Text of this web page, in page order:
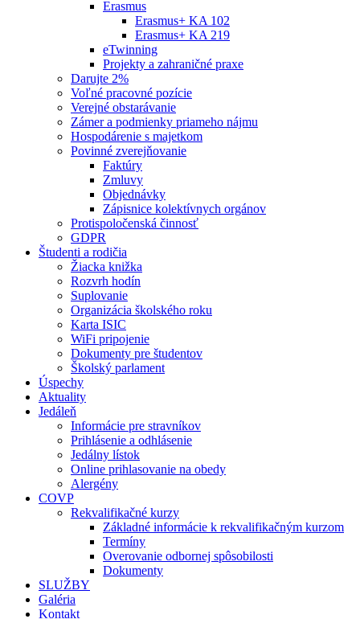
Erasmus
Erasmus+ KA 102
Erasmus+ KA 219
eTwinning
Projekty a zahraničné praxe
Darujte 2%
Voľné pracovné pozície
Verejné obstarávanie
Zámer a podmienky priameho nájmu
Hospodárenie s majetkom
Povinné zverejňovanie
Faktúry
Zmluvy
Objednávky
Zápisnice kolektívnych orgánov
Protispoločenská činnosť
GDPR
Študenti a rodičia
Žiacka knižka
Rozvrh hodín
Suplovanie
Organizácia školského roku
Karta ISIC
WiFi pripojenie
Dokumenty pre študentov
Školský parlament
Úspechy
Aktuality
Jedáleň
Informácie pre stravníkov
Prihlásenie a odhlásenie
Jedálny lístok
Online prihlasovanie na obedy
Alergény
COVP
Rekvalifikačné kurzy
Základné informácie k rekvalifikačným kurzom
Termíny
Overovanie odbornej spôsobilosti
Dokumenty
SLUŽBY
Galéria
Kontakt